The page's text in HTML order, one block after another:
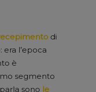
di
era l’epoca
è
segmento
sono le